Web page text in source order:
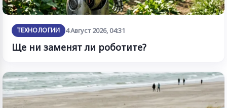
ТЕХНОЛОГИИ 4 Август 2026, 04:31
Ще ни заменят ли роботите?